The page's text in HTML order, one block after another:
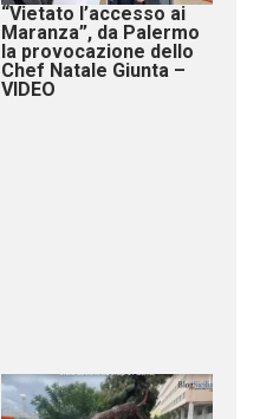
“Vietato l’accesso ai
Maranza”, da Palermo
la provocazione dello
Chef Natale Giunta –
VIDEO